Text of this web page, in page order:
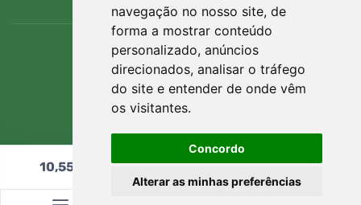
navegação no nosso site, de
forma a mostrar conteúdo
personalizado, anúncios
direcionados, analisar o tráfego
do site e entender de onde vêm
os visitantes.
Concordo
Alterar as minhas preferências
10,55 Adicionar ao carrinho